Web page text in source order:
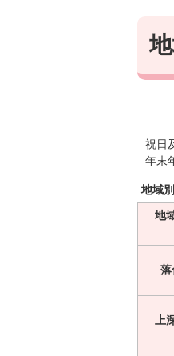
祝日
年末
地域
地
落
上